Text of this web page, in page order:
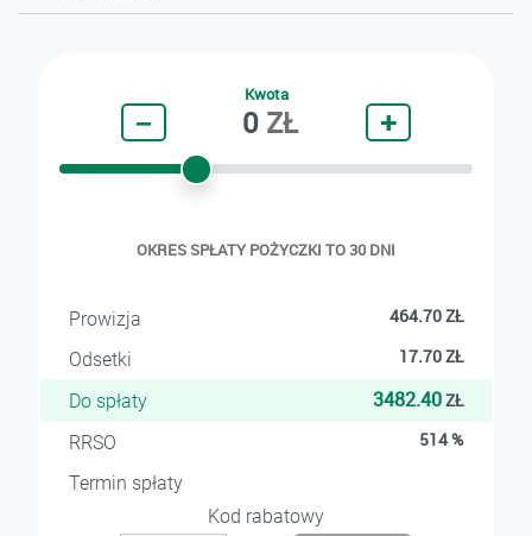
Kwota
− 0ZŁ +
OKRES SPŁATY POŻYCZKI TO 30 DNI
Termin spłaty
Prowizja 464.70ZŁ
Odsetki
17.70ZŁ
Do spłaty 3482.40ZŁ
RRSO
514%
Kod rabatowy